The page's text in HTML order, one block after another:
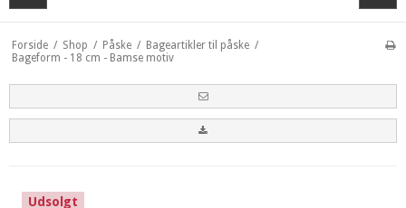
Forside / Shop / Påske / Bageartikler til påske /
Bageform - 18 cm - Bamse motiv
Udsolgt